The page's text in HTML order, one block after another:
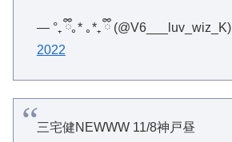
— °₊ ྀི｡* ｡*₊ ྀི (@V6___luv_wiz_K)
2022
三宅健NEWWW 11/8神戸昼